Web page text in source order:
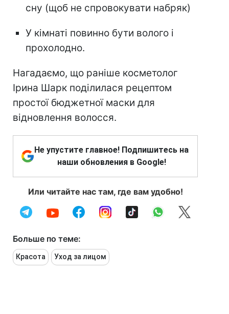
сну (щоб не спровокувати набряк)
У кімнаті повинно бути волого і
прохолодно.
Нагадаємо, що раніше косметолог
Ірина Шарк поділилася рецептом
простої бюджетної маски для
відновлення волосся.
Не упустите главное! Подпишитесь на
наши обновления в Google!
Или читайте нас там, где вам удобно!
Больше по теме:
Красота Уход за лицом